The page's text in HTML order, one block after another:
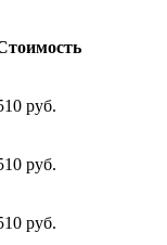
руб.
руб.
руб.